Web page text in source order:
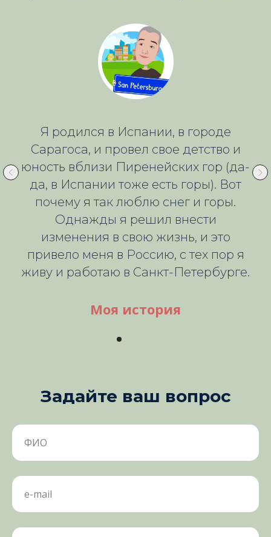
Я родился в Испании, в городе
Сарагоса, и провел свое детство и
юность вблизи Пиренейских гор (да-
да, в Испании тоже есть горы). Вот
почему я так люблю снег и горы.
Однажды я решил внести
изменения в свою жизнь, и это
привело меня в Россию, с тех пор я
живу и работаю в Санкт-Петербурге.
Моя история
Задайте ваш вопрос
ФИО
e-mail